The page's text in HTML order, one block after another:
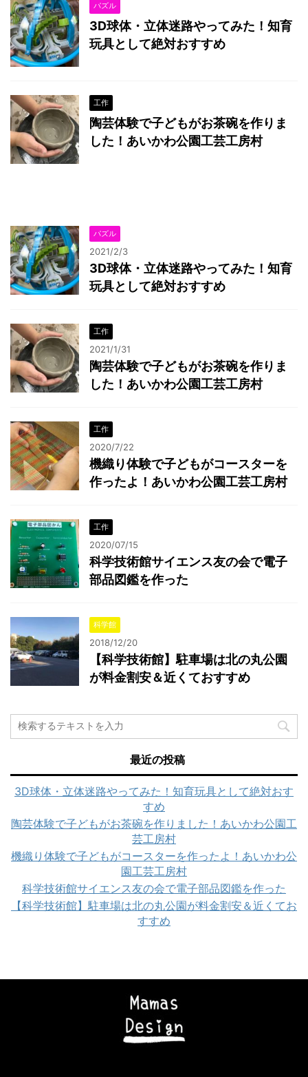
パズル
3D球体・立体迷路やってみた！知育
玩具として絶対おすすめ
工作
陶芸体験で子どもがお茶碗を作りま
した！あいかわ公園工芸工房村
パズル
2021/2/3
3D球体・立体迷路やってみた！知育
玩具として絶対おすすめ
工作
2021/1/31
陶芸体験で子どもがお茶碗を作りま
した！あいかわ公園工芸工房村
工作
2020/7/22
機織り体験で子どもがコースターを
作ったよ！あいかわ公園工芸工房村
工作
2020/07/15
科学技術館サイエンス友の会で電子
部品図鑑を作った
科学館
2018/12/20
【科学技術館】駐車場は北の丸公園
が料金割安＆近くておすすめ
最近の投稿
3D球体・立体迷路やってみた！知育玩具として絶対おす
すめ
陶芸体験で子どもがお茶碗を作りました！あいかわ公園工
芸工房村
機織り体験で子どもがコースターを作ったよ！あいかわ公
園工芸工房村
科学技術館サイエンス友の会で電子部品図鑑を作った
【科学技術館】駐車場は北の丸公園が料金割安＆近くてお
すすめ